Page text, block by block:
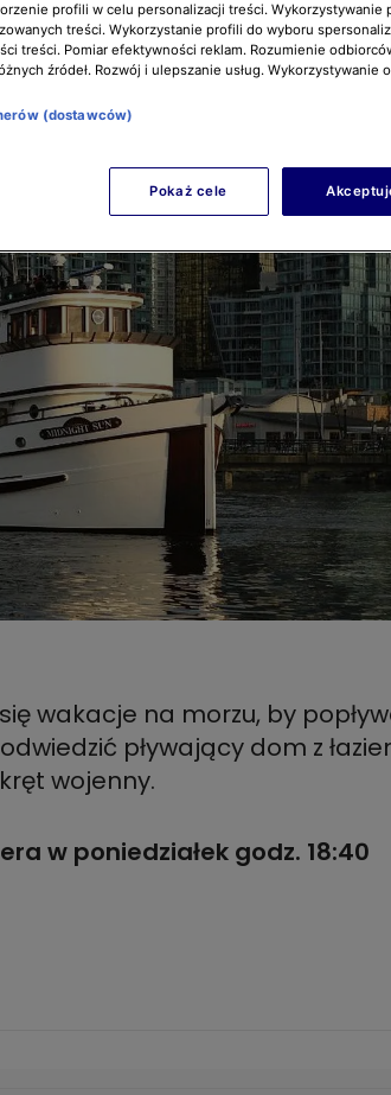
wakacje na morzu, by
pływający dom z
wojenny.
w poniedziałek godz. 18:40
profili w celu personalizacji treści. Wykorzystywanie
treści. Wykorzystanie profili do wyboru
treści. Pomiar efektywności reklam. Rozumienie
źródeł. Rozwój i ulepszanie usług. Wykorzystywanie
(dostawców)
Pokaż cele